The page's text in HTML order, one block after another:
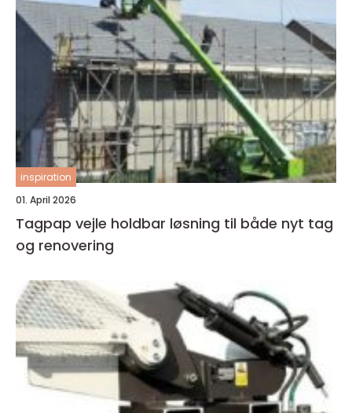
inspiration
01. April 2026
Tagpap vejle holdbar løsning til både nyt tag
og renovering